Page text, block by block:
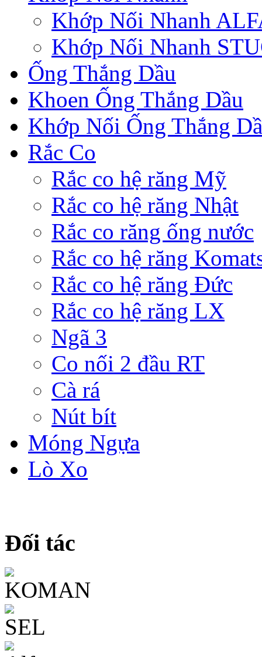
Khớp Nối Nhanh
Khớp Nối Nhanh
Ống Thắng Dầu
Khoen Ống Thắng Dầu
Khớp Nối Ống Thắng
Rắc Co
Rắc co hệ răng Mỹ
Rắc co hệ răng Nhật
Rắc co răng ống nước
Rắc co hệ răng
Rắc co hệ răng Đức
Rắc co hệ răng LX
Ngã 3
Co nối 2 đầu RT
Cà rá
Nút bít
Móng Ngựa
Lò Xo
Đối tác